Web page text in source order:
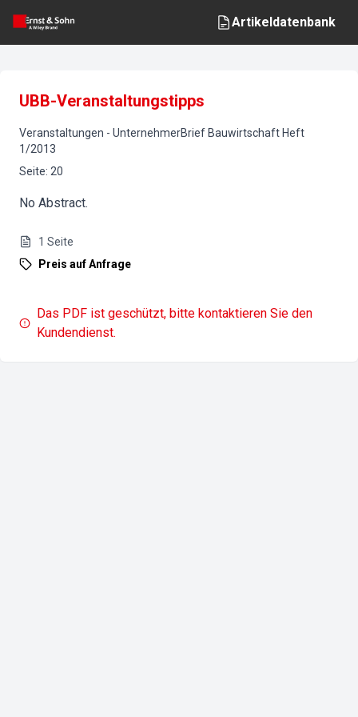
Artikeldatenbank
UBB-Veranstaltungstipps
Veranstaltungen - UnternehmerBrief Bauwirtschaft Heft
1/2013
Seite: 20
No Abstract.
1 Seite
Preis auf Anfrage
Das PDF ist geschützt, bitte kontaktieren Sie den
Kundendienst.